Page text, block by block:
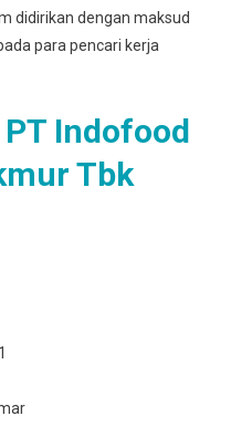
didirikan dengan maksud
para pencari kerja
Indofood
Tbk